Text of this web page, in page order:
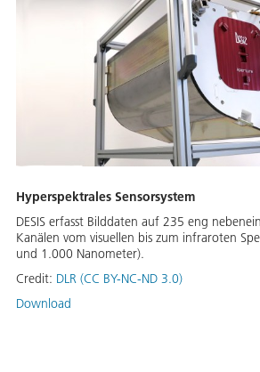
Hyperspektrales Sensorsystem
DESIS erfasst Bilddaten auf 235 eng
Kanälen vom visuellen bis zum infraroten
und 1.000 Nanometer).
Credit: DLR (CC BY-NC-ND 3.0)
Download